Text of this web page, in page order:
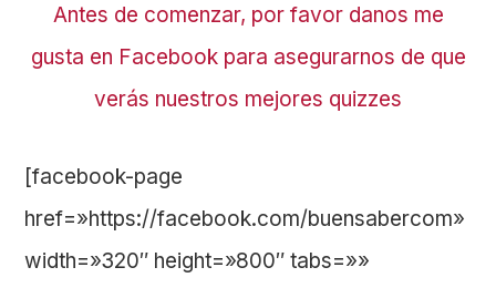
Antes de comenzar, por favor danos me
gusta en Facebook para asegurarnos de que
verás nuestros mejores quizzes
[facebook-page
href=»https://facebook.com/buensabercom»
width=»320″ height=»800″ tabs=»»